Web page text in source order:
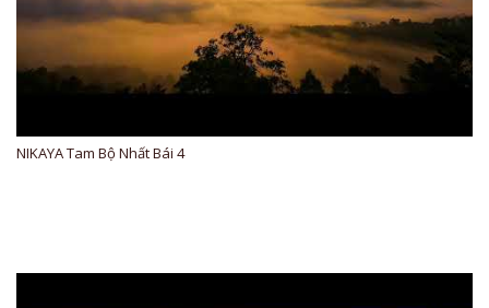
NIKAYA Tam Bộ Nhất Bái 4